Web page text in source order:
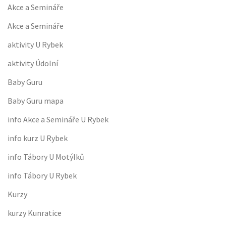
Akce a Semináře
Akce a Semináře
aktivity U Rybek
aktivity Údolní
Baby Guru
Baby Guru mapa
info Akce a Semináře U Rybek
info kurz U Rybek
info Tábory U Motýlků
info Tábory U Rybek
Kurzy
kurzy Kunratice